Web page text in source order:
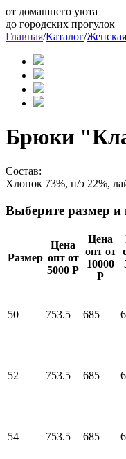
от домашнего уюта
до городских прогулок
Главная/Каталог/
Брюки
Состав:
Хлопок 73%, п/э 22%,
Выберите размер и
Размер
Цена
опт от
5000 Р
Цена
опт от
10000
Р
50 753.5 685
52 753.5 685
54 753.5 685